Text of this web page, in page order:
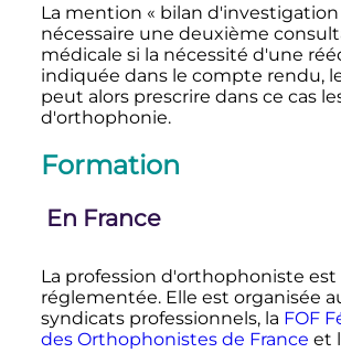
La mention « bilan d'investigation
nécessaire une deuxième
médicale si la nécessité d'une
indiquée dans le compte rendu,
peut alors prescrire dans ce cas
d'orthophonie.
Formation
En France
La profession d'orthophoniste est
réglementée. Elle est organisée
syndicats professionnels, la FOF
des Orthophonistes de France et